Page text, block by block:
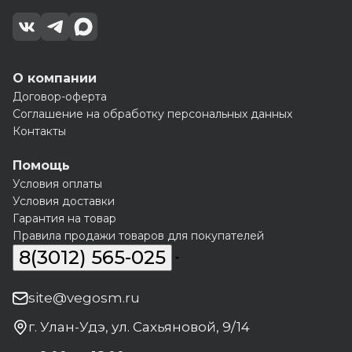
О компании
Договор-оферта
Соглашение на обработку персональных данных
Контакты
Помощь
Условия оплаты
Условия доставки
Гарантия на товар
Правила продажи товаров для покупателей
8(3012) 565-025
site@vegosm.ru
г. Улан-Удэ, ул. Сахьяновой, 9/14